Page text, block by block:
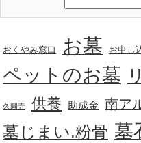
おくやみ窓口 お墓 お申し
ペットのお墓
久圓寺 供養 助成金 南ア
墓じまい.粉骨 墓